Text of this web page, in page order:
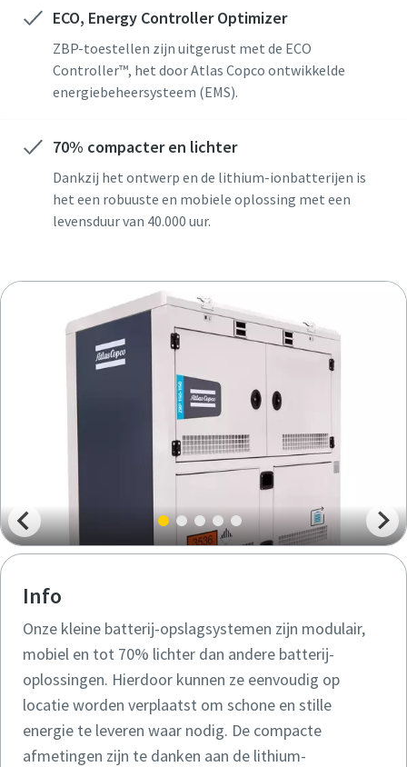
ECO, Energy Controller Optimizer
ZBP-toestellen zijn uitgerust met de ECO
Controller™, het door Atlas Copco ontwikkelde
energiebeheersysteem (EMS).
70% compacter en lichter
Dankzij het ontwerp en de lithium-ionbatterijen is
het een robuuste en mobiele oplossing met een
levensduur van 40.000 uur.
Info
Onze kleine batterij-opslagsystemen zijn modulair,
mobiel en tot 70% lichter dan andere batterij-
oplossingen. Hierdoor kunnen ze eenvoudig op
locatie worden verplaatst om schone en stille
energie te leveren waar nodig. De compacte
afmetingen zijn te danken aan de lithium-